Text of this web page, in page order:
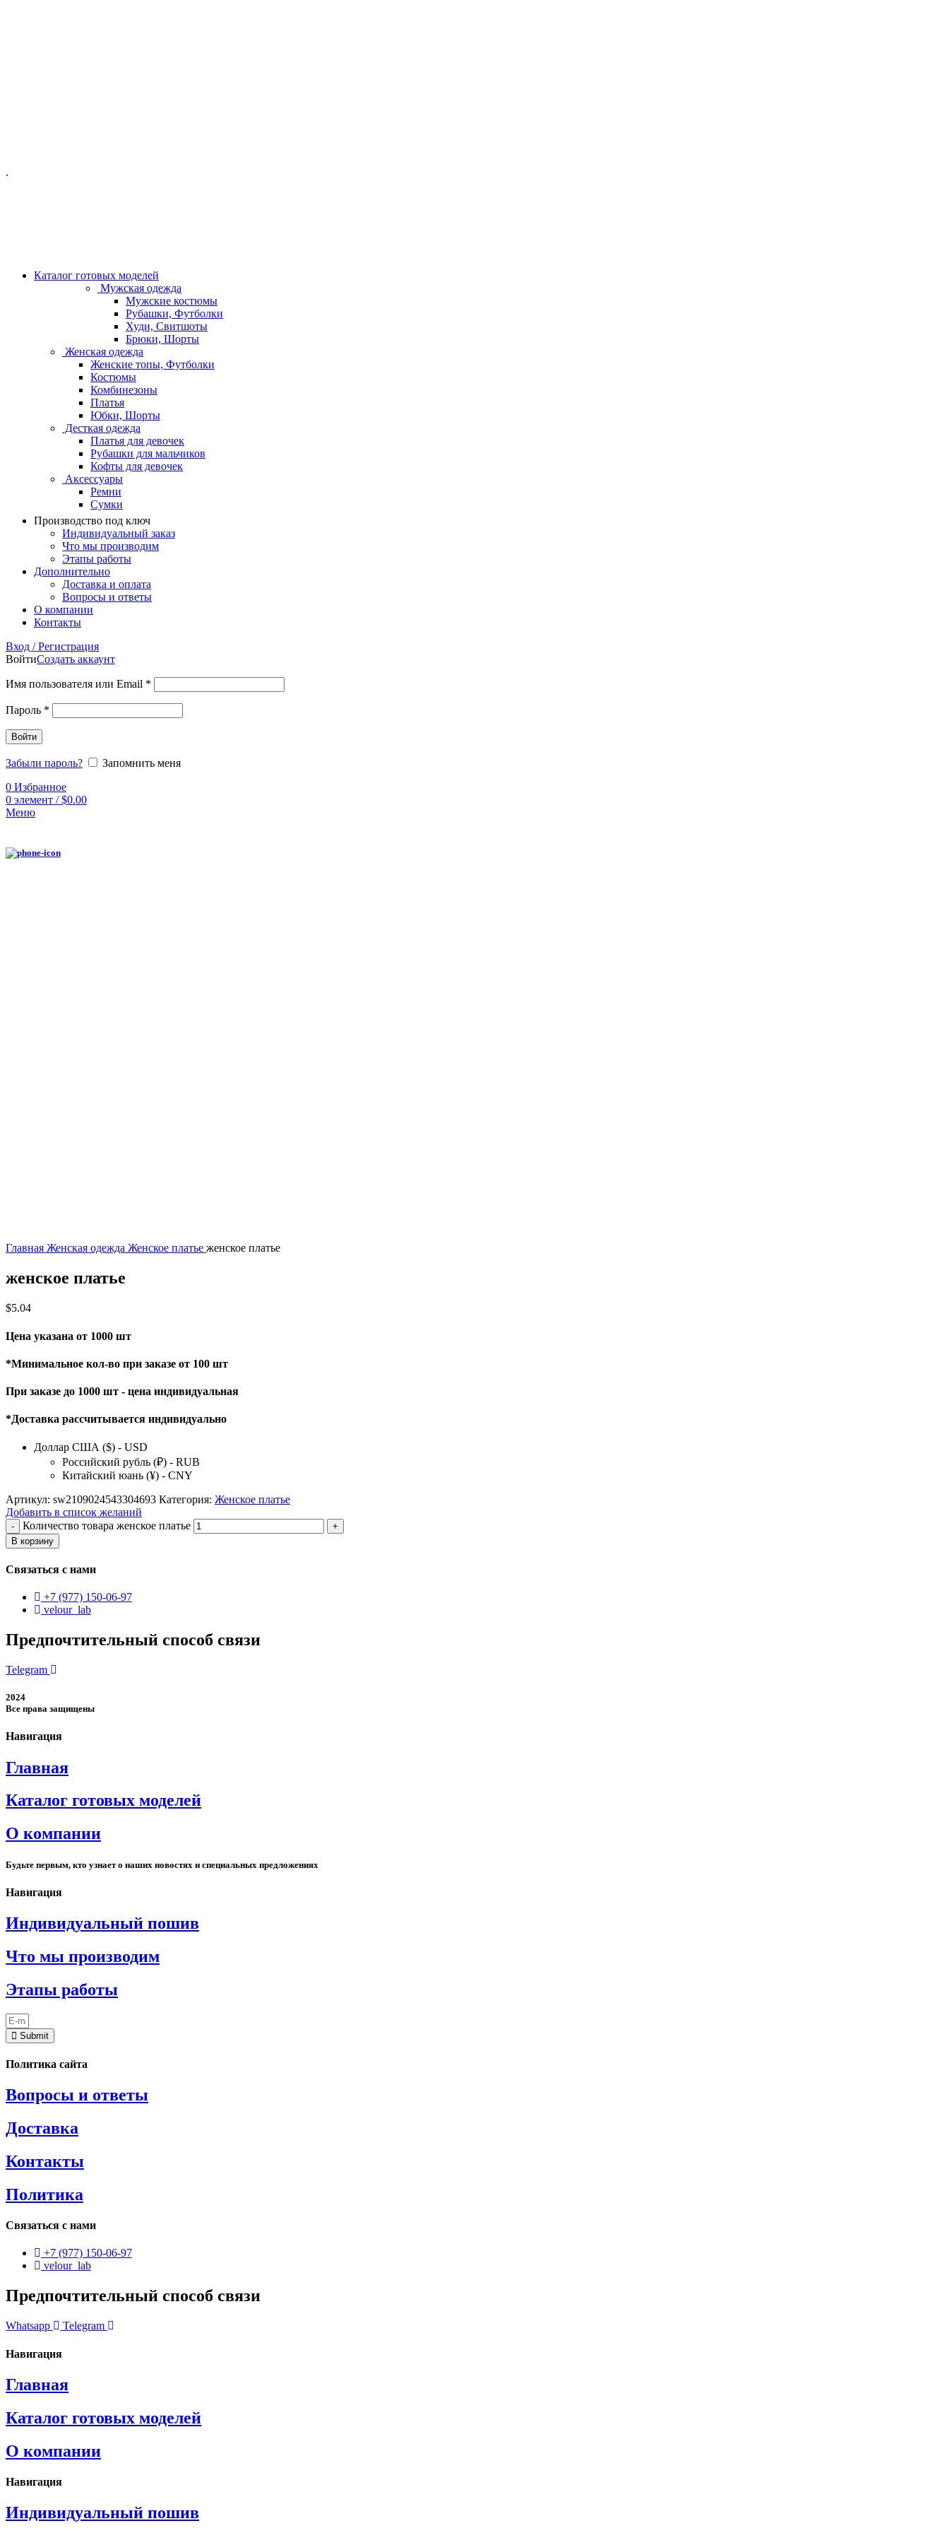
.
Каталог готовых моделей
Мужская одежда
Мужские костюмы
Рубашки, Футболки
Худи, Свитшоты
Брюки, Шорты
Женская одежда
Женские топы, Футболки
Костюмы
Комбинезоны
Платья
Юбки, Шорты
Десткая одежда
Платья для девочек
Рубашки для мальчиков
Кофты для девочек
Аксессуары
Ремни
Сумки
Производство под ключ
Индивидуальный заказ
Что мы производим
Этапы работы
Дополнительно
Доставка и оплата
Вопросы и ответы
О компании
Контакты
Вход / Регистрация
ВойтиСоздать аккаунт
Имя пользователя или Email *
Пароль *
Войти
Забыли пароль?
Запомнить меня
0 Избранное
0 элемент / $0.00
Меню
Главная Женская одежда Женское платье женское платье
женское платье
$5.04
Цена указана от 1000 шт
*Минимальное кол-во при заказе от 100 шт
При заказе до 1000 шт - цена индивидуальная
*Доставка рассчитывается индивидуально
Доллар США ($) - USD
Российский рубль (₽) - RUB
Китайский юань (¥) - CNY
Артикул: sw2109024543304693 Категория: Женское платье
Добавить в список желаний
Количество товара женское платье
В корзину
Связаться с нами
+7 (977) 150-06-97
velour_lab
Предпочтительный способ связи
Telegram
2024
Все права защищены
Навигация
Главная
Каталог готовых моделей
О компании
Будьте первым, кто узнает о наших новостях и специальных предложениях
Навигация
Индивидуальный пошив
Что мы производим
Этапы работы
Submit
Политика сайта
Вопросы и ответы
Доставка
Контакты
Политика
Связаться с нами
+7 (977) 150-06-97
velour_lab
Предпочтительный способ связи
Whatsapp Telegram
Навигация
Главная
Каталог готовых моделей
О компании
Навигация
Индивидуальный пошив